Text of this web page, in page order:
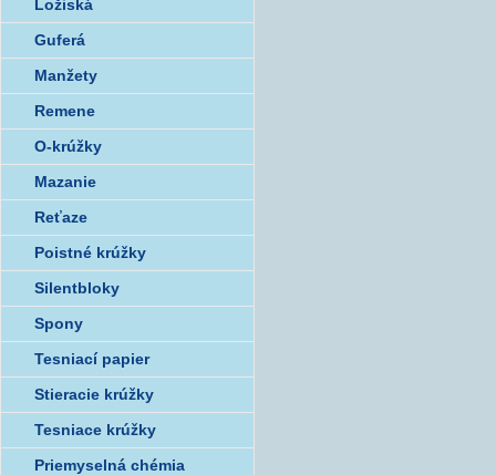
Ložiská
Guferá
Manžety
Remene
O-krúžky
Mazanie
Reťaze
Poistné krúžky
Silentbloky
Spony
Tesniací papier
Stieracie krúžky
Tesniace krúžky
Priemyselná chémia